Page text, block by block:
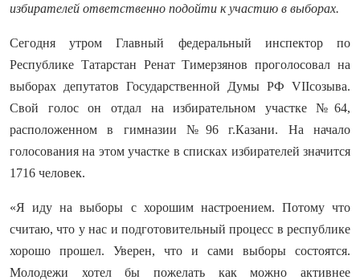
избирателей ответственно подойти к участию в выборах.
Сегодня утром Главный федеральный инспектор по
Республике Татарстан Ренат Тимерзянов проголосовал на
выборах депутатов Государственной Думы РФ VIIсозыва.
Свой голос он отдал на избирательном участке №64,
расположенном в гимназии №96 г.Казани. На начало
голосования на этом участке в списках избирателей значится
1716 человек.
«Я иду на выборы с хорошим настроением. Потому что
считаю, что у нас и подготовительный процесс в республике
хорошо прошел. Уверен, что и сами выборы состоятся.
Молодежи хотел бы пожелать как можно активнее